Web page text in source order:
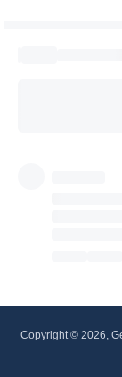
Copyright © 2026,